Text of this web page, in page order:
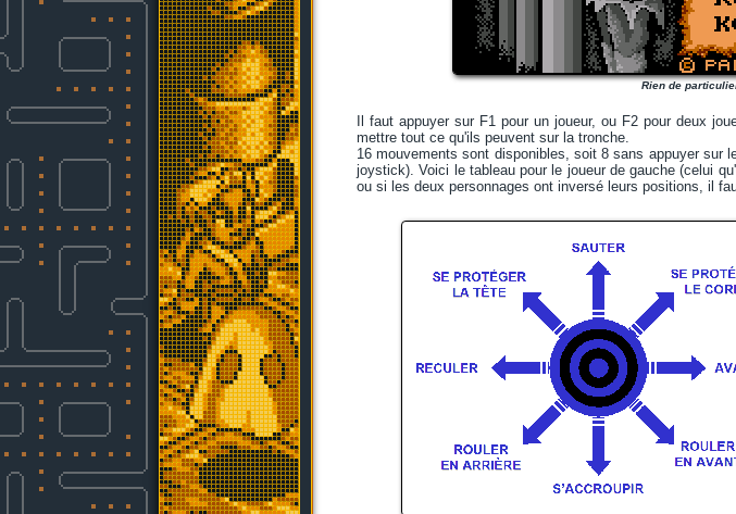
Rien de
Il faut appuyer sur F1 pour un joueur, ou F2 pour deux
mettre tout ce qu'ils peuvent sur la tronche.
16 mouvements sont disponibles, soit 8 sans appuyer sur
joystick). Voici le tableau pour le joueur de gauche (celui
ou si les deux personnages ont inversé leurs positions, il